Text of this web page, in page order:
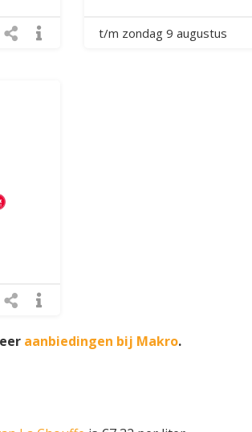
t/m zondag 9 augustus
aanbiedingen bij Makro.